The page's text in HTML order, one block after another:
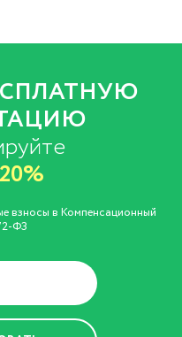
20%
взносы в Компенсационный
ФЗ